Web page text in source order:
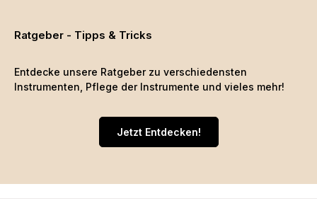
Ratgeber - Tipps & Tricks
Entdecke unsere Ratgeber zu verschiedensten
Instrumenten, Pflege der Instrumente und vieles mehr!
Jetzt Entdecken!